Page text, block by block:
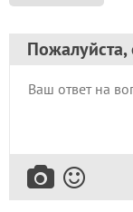
Пожалуйста,